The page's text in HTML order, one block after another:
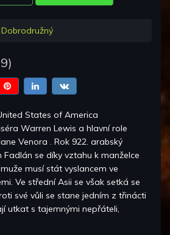
Dobrodružný
)
States of America
Warren Lewis a hlavní role
Venora . Rok 922. arabský
Fadlán se díky vztahu k manželce
musí stát vyslancem ve
Ve střední Asii se však setká se
své vůli se stane jedním z třinácti
utkat s tajemnými nepřáteli,